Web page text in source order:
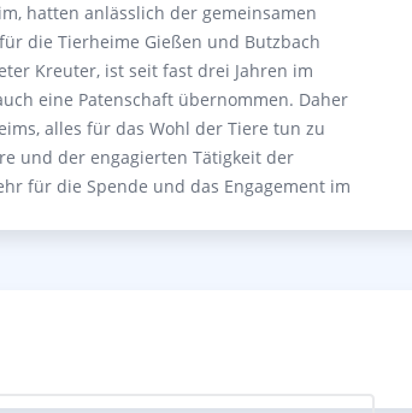
hatten anlässlich der gemeinsamen
die Tierheime Gießen und Butzbach
Kreuter, ist seit fast drei Jahren im
eine Patenschaft übernommen. Daher
alles für das Wohl der Tiere tun zu
und der engagierten Tätigkeit der
für die Spende und das Engagement im